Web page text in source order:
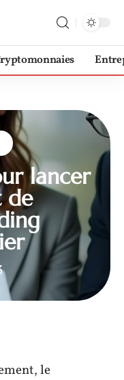
lancer
de
le